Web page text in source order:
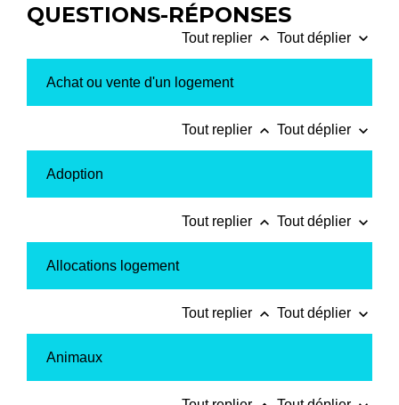
QUESTIONS-RÉPONSES
Tout replier keyboard_arrow_up Tout déplier keyboard_arrow_down
Achat ou vente d'un logement
Tout replier keyboard_arrow_up Tout déplier keyboard_arrow_down
Adoption
Tout replier keyboard_arrow_up Tout déplier keyboard_arrow_down
Allocations logement
Tout replier keyboard_arrow_up Tout déplier keyboard_arrow_down
Animaux